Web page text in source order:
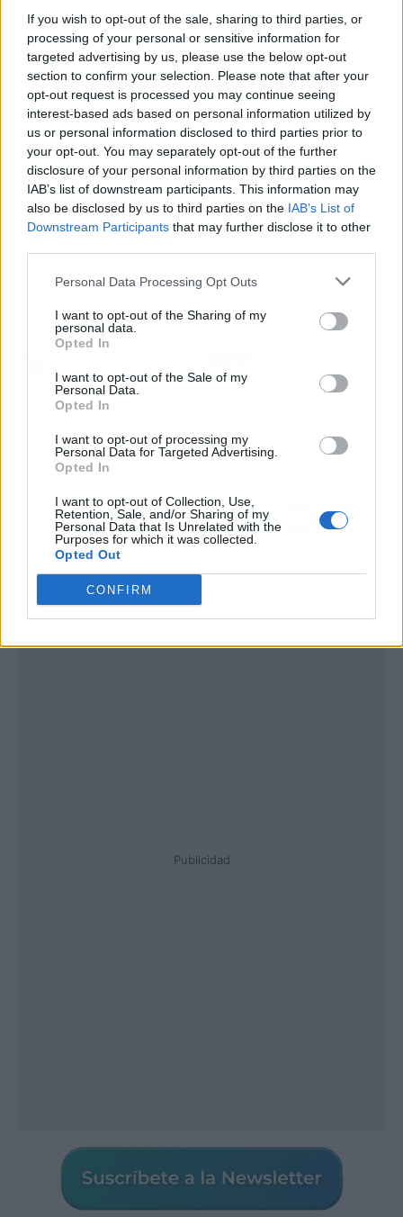
If you wish to opt-out of the sale, sharing to third parties, or
processing of your personal or sensitive information for
targeted advertising by us, please use the below opt-out
section to confirm your selection. Please note that after your
opt-out request is processed you may continue seeing
interest-based ads based on personal information utilized by
us or personal information disclosed to third parties prior to
your opt-out. You may separately opt-out of the further
disclosure of your personal information by third parties on the
IAB’s list of downstream participants. This information may
also be disclosed by us to third parties on the IAB’s List of
Downstream Participants that may further disclose it to other
Personal Data Processing Opt Outs
I want to opt-out of the Sharing of my
personal data.
Opted In
I want to opt-out of the Sale of my
Personal Data.
Opted In
I want to opt-out of processing my
Personal Data for Targeted Advertising.
Opted In
I want to opt-out of Collection, Use,
Retention, Sale, and/or Sharing of my
Personal Data that Is Unrelated with the
Purposes for which it was collected.
Opted Out
CONFIRM
Reserva las palomitas, no la cartera.
El resumen para vagos (TL;DR)
🎯¿Qué ha pasado?Un insider avalado por Dusk Golem ha
filtrado varios proyectos de Capcom, incluidos remakes y RE10.
🔥¿Por qué importa?Devil May Cry, Resident Evil 10 y los
remakes de Zero y Code Veronica llevan años en boca de los
fans.
es humo.
Artículo anterior
Santander porque un
barco llevaba 50
toneladas de dinamita a
bordo
redes con un enigmático
avance que confirma que
expandiéndose
Publicidad